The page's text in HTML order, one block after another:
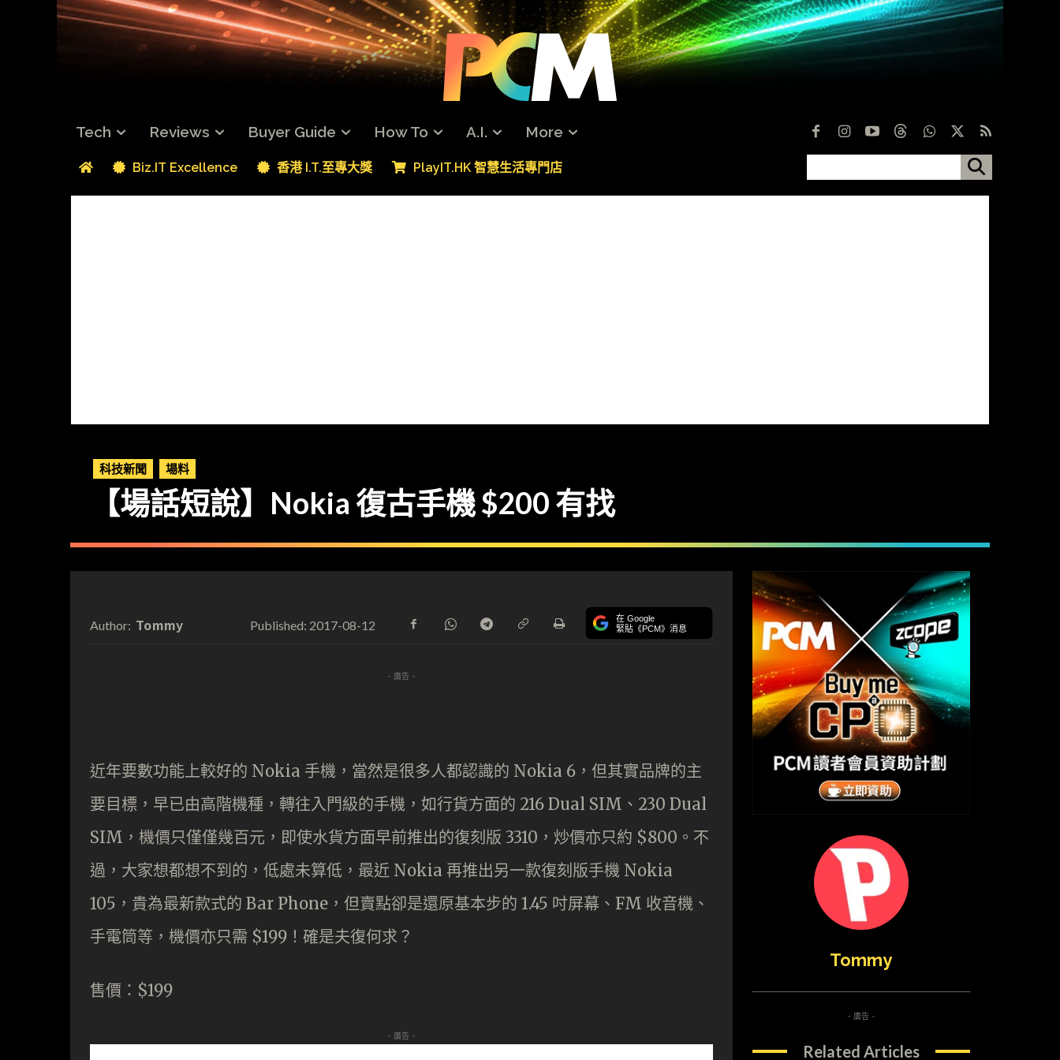
Tech Reviews Buyer Guide How To A.I. More
Biz.IT Excellence 香港 I.T.至專大獎 PlayIT.HK 智慧生活專門店
科技新聞 場料
【場話短說】Nokia 復古手機 $200 有找
Author: Tommy Published: 2017-08-12 在 Google
緊貼《PCM》消息
- 廣告 -
近年要數功能上較好的 Nokia 手機，當然是很多人都認識的 Nokia 6，但其實品牌的主
要目標，早已由高階機種，轉往入門級的手機，如行貨方面的 216 Dual SIM、230 Dual
SIM，機價只僅僅幾百元，即使水貨方面早前推出的復刻版 3310，炒價亦只約 $800。不
過，大家想都想不到的，低處未算低，最近 Nokia 再推出另一款復刻版手機 Nokia
105，貴為最新款式的 Bar Phone，但賣點卻是還原基本步的 1.45 吋屏幕、FM 收音機、
手電筒等，機價亦只需 $199！確是夫復何求？
售價：$199
- 廣告 -
Tommy
- 廣告 -
Related Articles